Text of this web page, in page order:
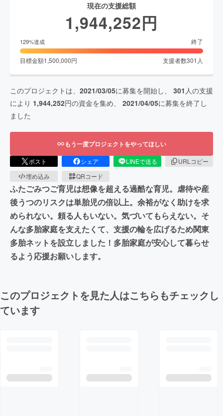
現在の支援総額
1,944,252円
129%達成 終了
目標金額1,500,000円 支援者数301 人
このプロジェクトは、 2021/03/05に募集を開始し、 301 人の支援
により 1,944,252円の資金を集め、 2021/04/05に募集を終了し
ました
もう一度プロジェクトをやってほしい
ポスト シェア LINEで送る
URLコピー
埋め込み
QRコード
ふたごみつご育児は想像を超える過酷な育児。虐待や産
後うつのリスクは単胎児の倍以上。余裕がなく助けを求
められない。頼る人もいない。気づいてもらえない。そ
んな多胎家庭を支えたくて、支援の輪を広げるため関東
多胎ネットを設立しました！多胎家庭が安心して暮らせ
るよう応援お願いします。
このプロジェクトを見た人はこちらもチェックし
ています